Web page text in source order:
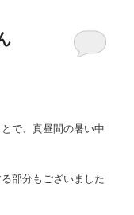
で、真昼間の暑い中
部分もございました